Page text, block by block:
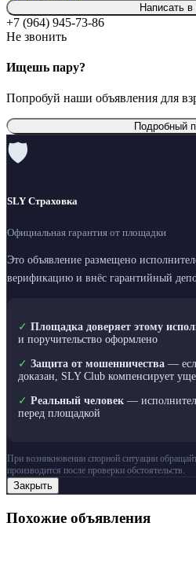
Написать в
+7 (964) 945-73-86
Не звонить
Ищешь пару?
Попробуй наши объявления для
Подробный
🛡
SLY Страховка
Официальная гарантия от площадки
Это объявление размещено
верификацию и внёс гарантийный
✓ Площадка доверяет этому
и поручительство оформлено
✓ Защита от мошенничества —
доказан, SLY Club компенсирует
✓ Реальный человек —
перед площадкой
При возникновении спорной ситуации
производится после проверки обстоятельств.
Закрыть
Похожие объявления